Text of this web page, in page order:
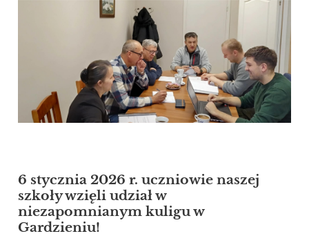
6 stycznia 2026 r. uczniowie naszej
szkoły wzięli udział w
niezapomnianym kuligu w
Gardzieniu!